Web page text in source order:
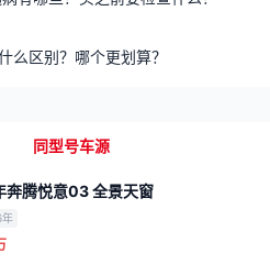
么区别？哪个更划算？
同型号车源
奔腾悦意03 全景天窗
年